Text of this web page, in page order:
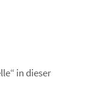
in dieser